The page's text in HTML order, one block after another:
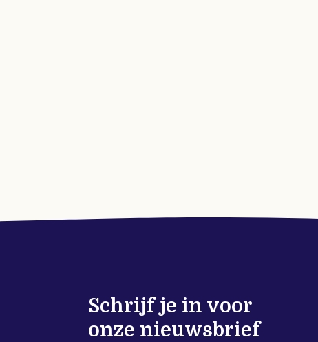
Schrijf je in voor
onze nieuwsbrief